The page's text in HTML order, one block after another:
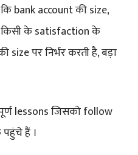
bank account की size,
के satisfaction के
पर निर्भर करती है, बड़ा
lessons जिसको follow
हैं ।